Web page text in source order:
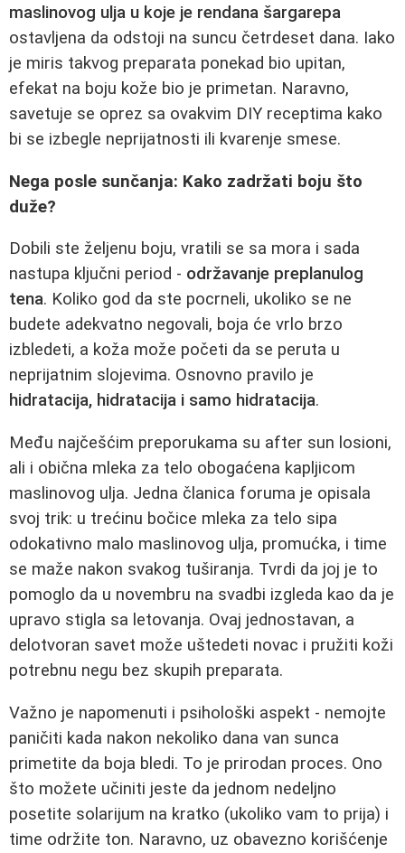
maslinovog ulja u koje je rendana šargarepa
ostavljena da odstoji na suncu četrdeset dana. Iako
je miris takvog preparata ponekad bio upitan,
efekat na boju kože bio je primetan. Naravno,
savetuje se oprez sa ovakvim DIY receptima kako
bi se izbegle neprijatnosti ili kvarenje smese.
Nega posle sunčanja: Kako zadržati boju što
duže?
Dobili ste željenu boju, vratili se sa mora i sada
nastupa ključni period - održavanje preplanulog
tena. Koliko god da ste pocrneli, ukoliko se ne
budete adekvatno negovali, boja će vrlo brzo
izbledeti, a koža može početi da se peruta u
neprijatnim slojevima. Osnovno pravilo je
hidratacija, hidratacija i samo hidratacija.
Među najčešćim preporukama su after sun losioni,
ali i obična mleka za telo obogaćena kapljicom
maslinovog ulja. Jedna članica foruma je opisala
svoj trik: u trećinu bočice mleka za telo sipa
odokativno malo maslinovog ulja, promućka, i time
se maže nakon svakog tuširanja. Tvrdi da joj je to
pomoglo da u novembru na svadbi izgleda kao da je
upravo stigla sa letovanja. Ovaj jednostavan, a
delotvoran savet može uštedeti novac i pružiti koži
potrebnu negu bez skupih preparata.
Važno je napomenuti i psihološki aspekt - nemojte
paničiti kada nakon nekoliko dana van sunca
primetite da boja bledi. To je prirodan proces. Ono
što možete učiniti jeste da jednom nedeljno
posetite solarijum na kratko (ukoliko vam to prija) i
time održite ton. Naravno, uz obavezno korišćenje